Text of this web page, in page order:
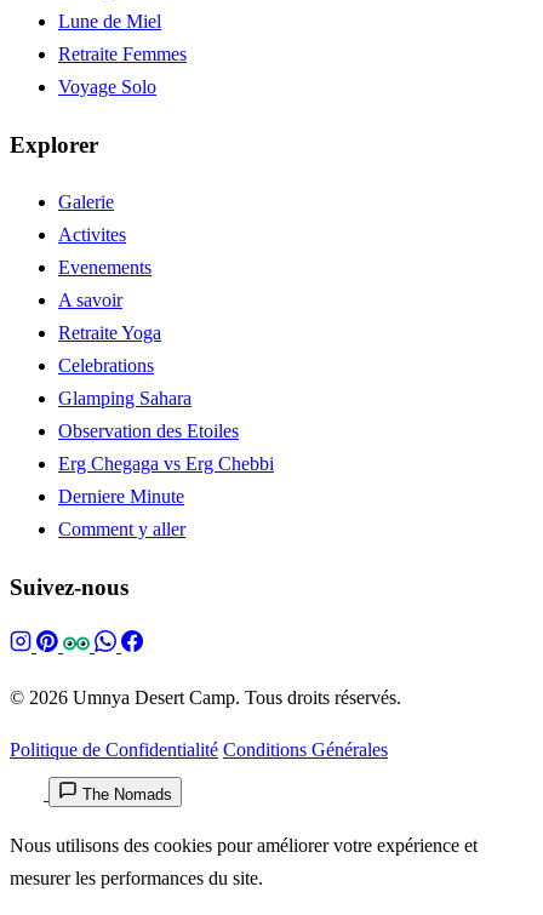
Lune de Miel
Retraite Femmes
Voyage Solo
Explorer
Galerie
Activites
Evenements
A savoir
Retraite Yoga
Celebrations
Glamping Sahara
Observation des Etoiles
Erg Chegaga vs Erg Chebbi
Derniere Minute
Comment y aller
Suivez-nous
© 2026 Umnya Desert Camp. Tous droits réservés.
Politique de Confidentialité Conditions Générales
The Nomads
Nous utilisons des cookies pour améliorer votre expérience et
mesurer les performances du site.